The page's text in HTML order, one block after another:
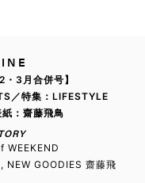
・3月合併号】
／特集：LIFESTYLE
：齋藤飛鳥
WEEKEND
NEW GOODIES 齋藤飛